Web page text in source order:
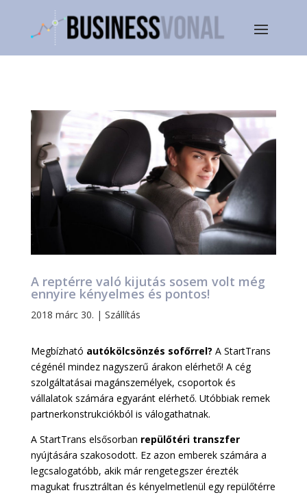
A reptérre való kijutás sosem volt még
ennyire kényelmes és pontos!
2018 márc 30. | Szállítás
Megbízható autókölcsönzés sofőrrel? A StartTrans
cégénél mindez nagyszerű árakon elérhető! A cég
szolgáltatásai magánszemélyek, csoportok és
vállalatok számára egyaránt elérhető. Utóbbiak remek
partnerkonstrukciókból is válogathatnak.
A StartTrans elsősorban repülőtéri transzfer
nyújtására szakosodott. Ez azon emberek számára a
legcsalogatóbb, akik már rengetegszer érezték
magukat frusztráltan és kényelmetlenül egy repülőtérre